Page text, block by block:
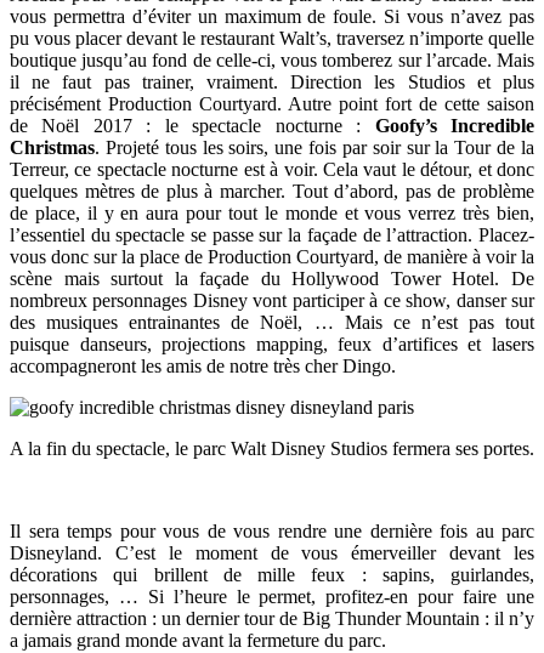
vous permettra d’éviter un maximum de foule. Si vous n’avez pas
pu vous placer devant le restaurant Walt’s, traversez n’importe quelle
boutique jusqu’au fond de celle-ci, vous tomberez sur l’arcade. Mais
il ne faut pas trainer, vraiment. Direction les Studios et plus
précisément Production Courtyard. Autre point fort de cette saison
de Noël 2017 : le spectacle nocturne : Goofy’s Incredible
Christmas. Projeté tous les soirs, une fois par soir sur la Tour de la
Terreur, ce spectacle nocturne est à voir. Cela vaut le détour, et donc
quelques mètres de plus à marcher. Tout d’abord, pas de problème
de place, il y en aura pour tout le monde et vous verrez très bien,
l’essentiel du spectacle se passe sur la façade de l’attraction. Placez-
vous donc sur la place de Production Courtyard, de manière à voir la
scène mais surtout la façade du Hollywood Tower Hotel. De
nombreux personnages Disney vont participer à ce show, danser sur
des musiques entrainantes de Noël, … Mais ce n’est pas tout
puisque danseurs, projections mapping, feux d’artifices et lasers
accompagneront les amis de notre très cher Dingo.
A la fin du spectacle, le parc Walt Disney Studios fermera ses portes.
Il sera temps pour vous de vous rendre une dernière fois au parc
Disneyland. C’est le moment de vous émerveiller devant les
décorations qui brillent de mille feux : sapins, guirlandes,
personnages, … Si l’heure le permet, profitez-en pour faire une
dernière attraction : un dernier tour de Big Thunder Mountain : il n’y
a jamais grand monde avant la fermeture du parc.